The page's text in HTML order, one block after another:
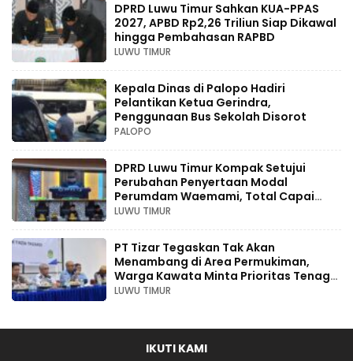
DPRD Luwu Timur Sahkan KUA-PPAS
2027, APBD Rp2,26 Triliun Siap Dikawal
hingga Pembahasan RAPBD
LUWU TIMUR
Kepala Dinas di Palopo Hadiri
Pelantikan Ketua Gerindra,
Penggunaan Bus Sekolah Disorot
PALOPO
DPRD Luwu Timur Kompak Setujui
Perubahan Penyertaan Modal
Perumdam Waemami, Total Capai
Rp131,68 Miliar Hingga 2030
LUWU TIMUR
PT Tizar Tegaskan Tak Akan
Menambang di Area Permukiman,
Warga Kawata Minta Prioritas Tenaga
Kerja Lokal
LUWU TIMUR
IKUTI KAMI